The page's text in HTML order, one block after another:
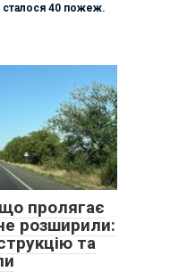
сталося 40 пожеж.
пролягає
розширили:
та